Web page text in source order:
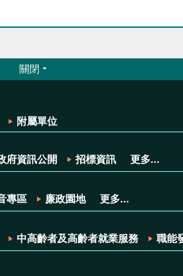
關閉
附屬單位
府資訊公開 招標資訊 更多...
專區 廉政園地 更多...
中高齡者及高齡者就業服務 職能